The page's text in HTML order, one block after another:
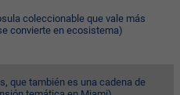
coleccionable que vale más
convierte en ecosistema)
que también es una cadena de